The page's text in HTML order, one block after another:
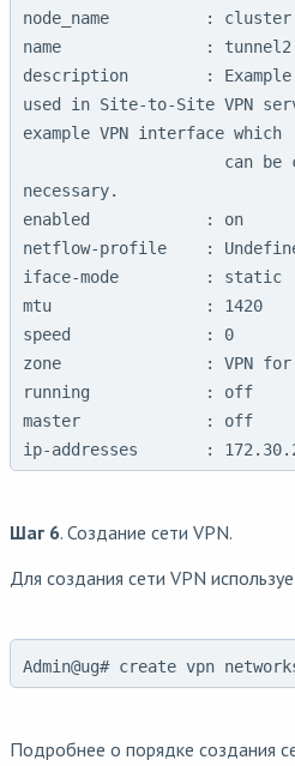
node_name          : cluster
name               : tunnel2
description        : Example
used in Site-to-Site VPN
example VPN interface which
necessary.
enabled            : on
netflow-profile    :
iface-mode         : static
mtu                : 1420
speed              : 0
zone               : VPN for
running            : off
master             : off
Шаг 6. Создание сети VPN.
Для создания сети VPN
Admin@ug# create vpn
Подробнее о порядке создания